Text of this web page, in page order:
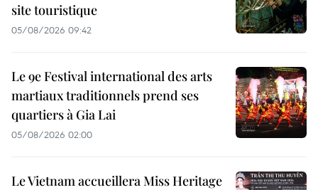
site touristique
05/08/2026 09:42
Le 9e Festival international des arts
martiaux traditionnels prend ses
quartiers à Gia Lai
05/08/2026 02:00
Le Vietnam accueillera Miss Heritage